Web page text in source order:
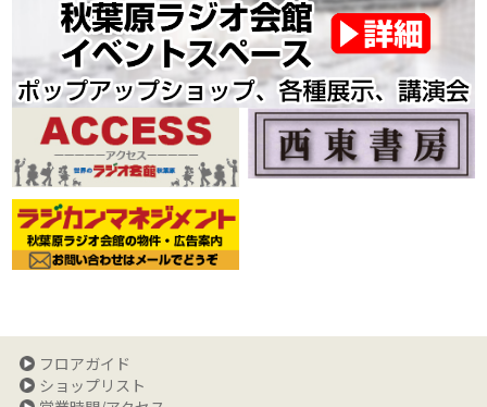
フロアガイド
ショップリスト